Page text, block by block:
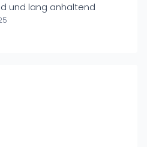
und lang anhaltend